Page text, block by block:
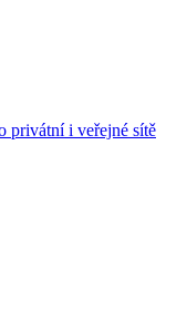
privátní i veřejné sítě